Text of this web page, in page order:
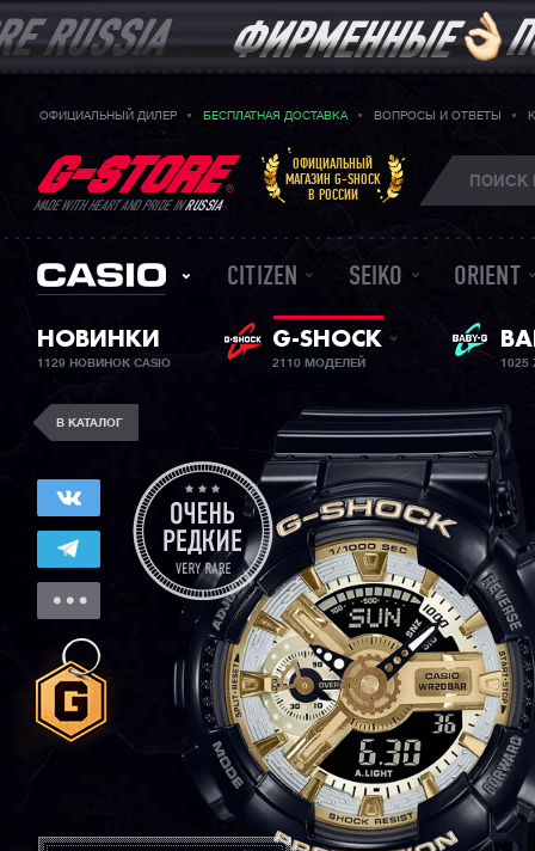
ОФИЦИАЛЬНЫЙ ДИЛЕР БЕСПЛАТНАЯ ДОСТАВКА ВОПРОСЫ И ОТВЕТЫ
MADE WITH HEART AND PRIDE INRUSSIA
ОФИЦИАЛЬНЫЙ
МАГАЗИН G-SHOCK
В РОССИИ
CITIZEN SEIKO ORIENT
НОВИНКИ
1129 НОВИНОК CASIO
G-SHOCK
2110 МОДЕЛЕЙ
В КАТАЛОГ